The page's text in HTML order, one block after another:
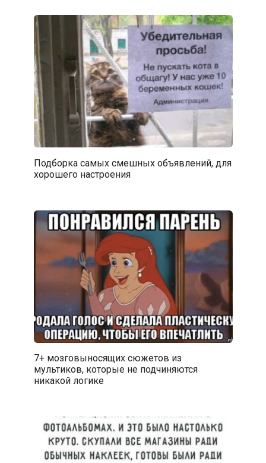
Подборка самых смешных объявлений, для
хорошего настроения
7+ мозговыносящих сюжетов из
мультиков, которые не подчиняются
никакой логике